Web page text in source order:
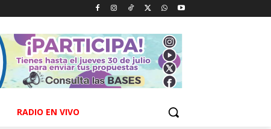
RADIO EN VIVO